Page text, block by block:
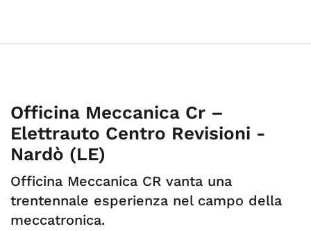
Officina Meccanica Cr –
Elettrauto Centro Revisioni -
Nardò (LE)
Officina Meccanica CR vanta una
trentennale esperienza nel campo della
meccatronica.